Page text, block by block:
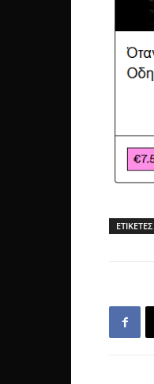
ΕΤΙΚΕΤΕΣ